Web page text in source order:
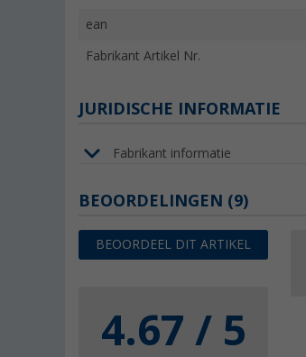
ean
Fabrikant Artikel Nr.
JURIDISCHE INFORMATIE
Fabrikant informatie
BEOORDELINGEN (9)
BEOORDEEL DIT ARTIKEL
4.67 / 5